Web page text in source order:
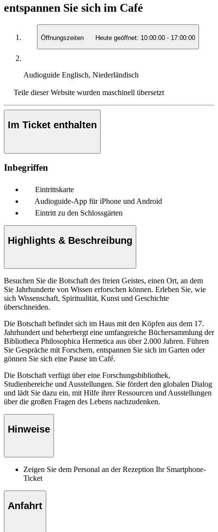
entspannen Sie sich im Café
Öffnungszeiten Heute geöffnet: 10:00:00 - 17:00:00
Audioguide Englisch, Niederländisch
Teile dieser Website wurden maschinell übersetzt
Im Ticket enthalten
Inbegriffen
Eintrittskarte
Audioguide-App für iPhone und Android
Eintritt zu den Schlossgärten
Highlights & Beschreibung
Besuchen Sie die Botschaft des freien Geistes, einen Ort, an dem
Sie Jahrhunderte von Wissen erforschen können. Erleben Sie, wie
sich Wissenschaft, Spiritualität, Kunst und Geschichte
überschneiden.
Die Botschaft befindet sich im Haus mit den Köpfen aus dem 17.
Jahrhundert und beherbergt eine umfangreiche Büchersammlung der
Bibliotheca Philosophica Hermetica aus über 2.000 Jahren. Führen
Sie Gespräche mit Forschern, entspannen Sie sich im Garten oder
gönnen Sie sich eine Pause im Café.
Die Botschaft verfügt über eine Forschungsbibliothek,
Studienbereiche und Ausstellungen. Sie fördert den globalen Dialog
und lädt Sie dazu ein, mit Hilfe ihrer Ressourcen und Ausstellungen
über die großen Fragen des Lebens nachzudenken.
Hinweise
Zeigen Sie dem Personal an der Rezeption Ihr Smartphone-
Ticket
Anfahrt